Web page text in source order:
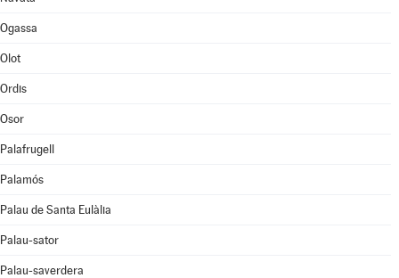
Ogassa
Olot
Ordis
Osor
Palafrugell
Palamós
Palau de Santa Eulàlia
Palau-sator
Palau-saverdera